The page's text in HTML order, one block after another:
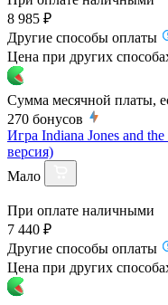
8 985 ₽
Другие способы оплаты
Цена при других
Сумма месячной платы,
270 бонусов
Игра Indiana Jones and
версия)
Мало
При оплате наличными
7 440 ₽
Другие способы оплаты
Цена при других